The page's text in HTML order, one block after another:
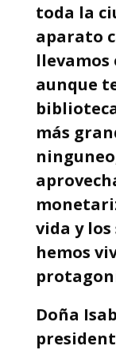
toda la
aparato
llevamos
aunque
más
vida y
hemos
Doña